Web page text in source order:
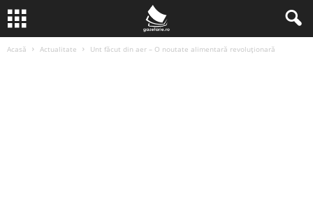
Acasă Actualitate Unt făcut din aer – O noutate alimentară revoluționară